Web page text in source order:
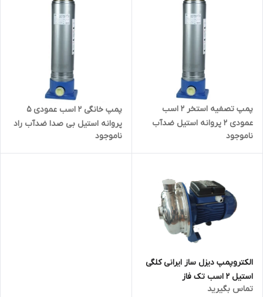
پمپ تصفیه استخر ۲ اسب
عمودی ۲ پروانه استیل ضدآب
راد پمپ AVS1802
ناموجود
پمپ خانگی ۲ اسب عمودی ۵
پروانه استیل بی صدا ضدآب راد
پمپ A10SS05 | سایلنت
ناموجود
الکتروپمپ دیزل ساز ایرانی کلگی
استیل ۲ اسب تک فاز
DSS120/15M | پمپ بشقابی دوتماس بگیرید